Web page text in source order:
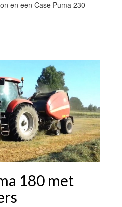
en een Case Puma 230
180 met